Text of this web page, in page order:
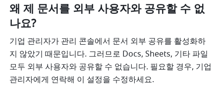
왜 제 문서를 외부 사용자와 공유할 수 없
나요?
기업 관리자가 관리 콘솔에서 문서 외부 공유를 활성화하
지 않았기 때문입니다. 그러므로 Docs, Sheets, 기타 파일
모두 외부 사용자와 공유할 수 없습니다. 필요할 경우, 기업
관리자에게 연락해 이 설정을 수정하세요.